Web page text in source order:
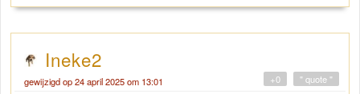
Ineke2
gewijzigd op 24 april 2025 om 13:01 " quote "
+0